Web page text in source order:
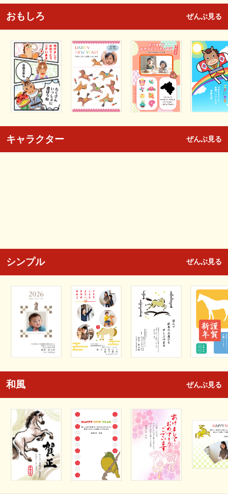
おもしろ ぜんぶ見る
キャラクター ぜんぶ見る
シンプル ぜんぶ見る
和風 ぜんぶ見る